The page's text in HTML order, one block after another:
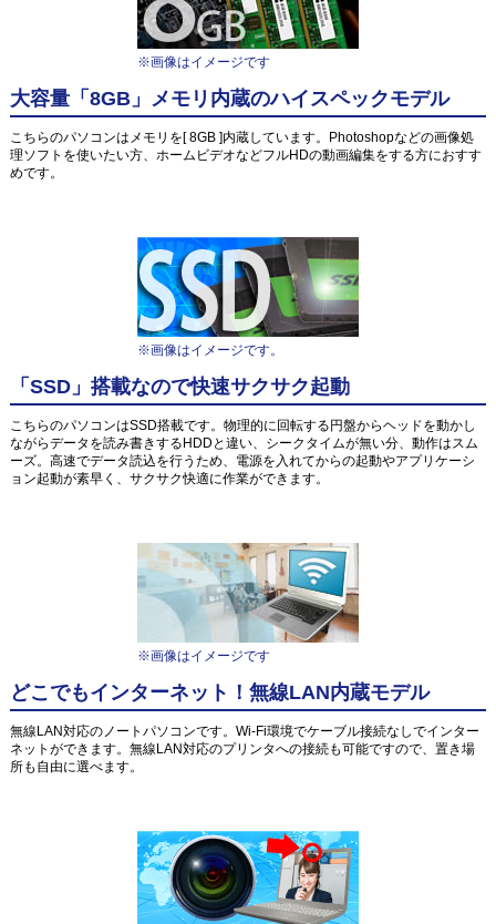
※画像はイメージです
大容量「8GB」メモリ内蔵のハイスペックモデル
こちらのパソコンはメモリを[ 8GB ]内蔵しています。Photoshopなどの画像処
理ソフトを使いたい方、ホームビデオなどフルHDの動画編集をする方におすす
めです。
※画像はイメージです。
「SSD」搭載なので快速サクサク起動
こちらのパソコンはSSD搭載です。物理的に回転する円盤からヘッドを動かし
ながらデータを読み書きするHDDと違い、シークタイムが無い分、動作はスム
ーズ。高速でデータ読込を行うため、電源を入れてからの起動やアプリケーシ
ョン起動が素早く、サクサク快適に作業ができます。
※画像はイメージです
どこでもインターネット！無線LAN内蔵モデル
無線LAN対応のノートパソコンです。Wi-Fi環境でケーブル接続なしでインター
ネットができます。無線LAN対応のプリンタへの接続も可能ですので、置き場
所も自由に選べます。